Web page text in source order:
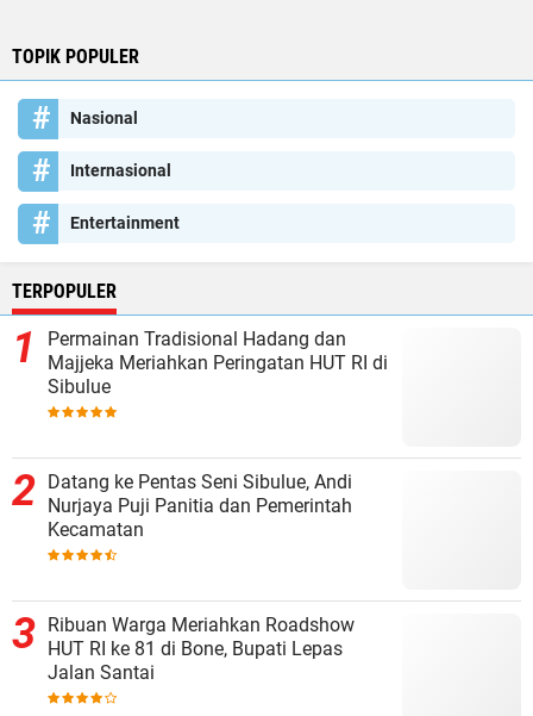
TOPIK POPULER
Nasional
Internasional
Entertainment
TERPOPULER
Permainan Tradisional Hadang dan
Majjeka Meriahkan Peringatan HUT RI di
Sibulue
Datang ke Pentas Seni Sibulue, Andi
Nurjaya Puji Panitia dan Pemerintah
Kecamatan
Ribuan Warga Meriahkan Roadshow
HUT RI ke 81 di Bone, Bupati Lepas
Jalan Santai